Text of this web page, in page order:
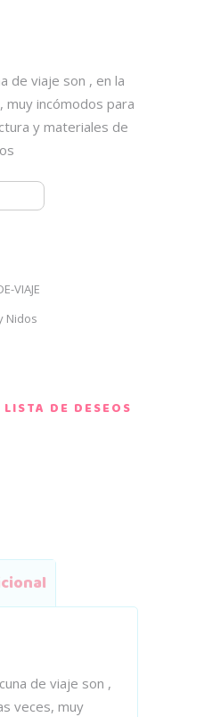
de viaje son , en la
muy incómodos para
y materiales de
VIAJE
Nidos
DE DESEOS
de viaje son ,
veces, muy